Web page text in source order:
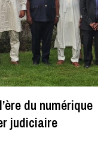
du numérique
judiciaire